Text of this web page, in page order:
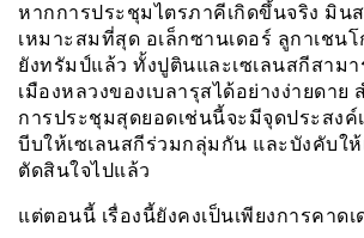
หากการประชุมไตรภาคีเกิดขึ้นจริง มิน
เหมาะสมที่สุด อเล็กซานเดอร์ ลูกาเชน
ยังทรัมป์แล้ว ทั้งปูตินและเซเลนสกีสามา
เมืองหลวงของเบลารุสได้อย่างง่ายดาย
การประชุมสุดยอดเช่นนี้จะมีจุดประสงค์
บีบให้เซเลนสกีร่วมกลุ่มกัน และบังคับใ
ตัดสินใจไปแล้ว
แต่ตอนนี้ เรื่องนี้ยังคงเป็นเพียงการคาดเ